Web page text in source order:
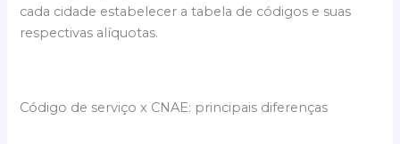
cada cidade estabelecer a tabela de códigos e suas
respectivas alíquotas.
Código de serviço x CNAE: principais diferenças